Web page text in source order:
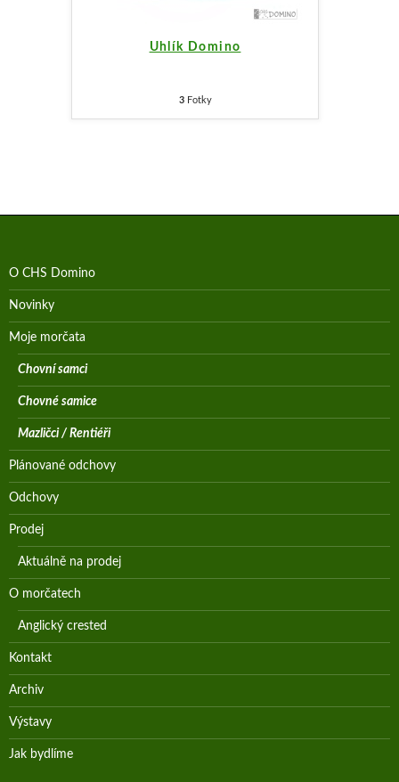
Uhlík Domino
3Fotky
O CHS Domino
Novinky
Moje morčata
Chovní samci
Chovné samice
Mazličci / Rentiéři
Plánované odchovy
Odchovy
Prodej
Aktuálně na prodej
O morčatech
Anglický crested
Kontakt
Archiv
Výstavy
Jak bydlíme